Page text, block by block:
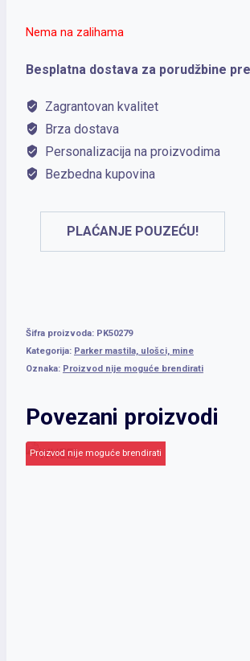
Nema na zalihama
Besplatna dostava za porudžbine
Zagrantovan kvalitet
Brza dostava
Personalizacija na proizvodima
Bezbedna kupovina
PLAĆANJE POUZEĆU!
Šifra proizvoda: PK50279
Kategorija: Parker mastila, ulošci, mine
Oznaka: Proizvod nije moguće brendirati
Povezani proizvodi
Proizvod nije moguće brendirati